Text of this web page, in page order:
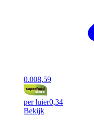
0.008,59
per luier0,34
Bekijk